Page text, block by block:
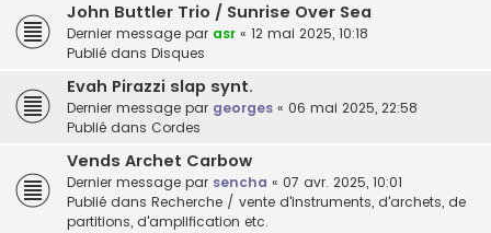
John Buttler Trio / Sunrise Over Sea
Dernier message par asr « 12 mai 2025, 10:18
Publié dans Disques
Evah Pirazzi slap synt.
Dernier message par georges « 06 mai 2025, 22:58
Publié dans Cordes
Vends Archet Carbow
Dernier message par sencha « 07 avr. 2025, 10:01
Publié dans Recherche / vente d'instruments, d'archets, de
partitions, d'amplification etc.